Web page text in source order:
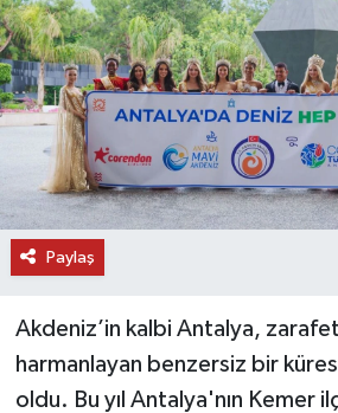
Paylaş
Akdeniz’in kalbi Antalya,
harmanlayan benzersiz bir
oldu. Bu yıl Antalya'nın Kemer
EĞİTİM
TURİZM
RÖPORTAJ
VİDEO HABERLER
YAZARLAR
RESMİ İLAN
MAGAZİN